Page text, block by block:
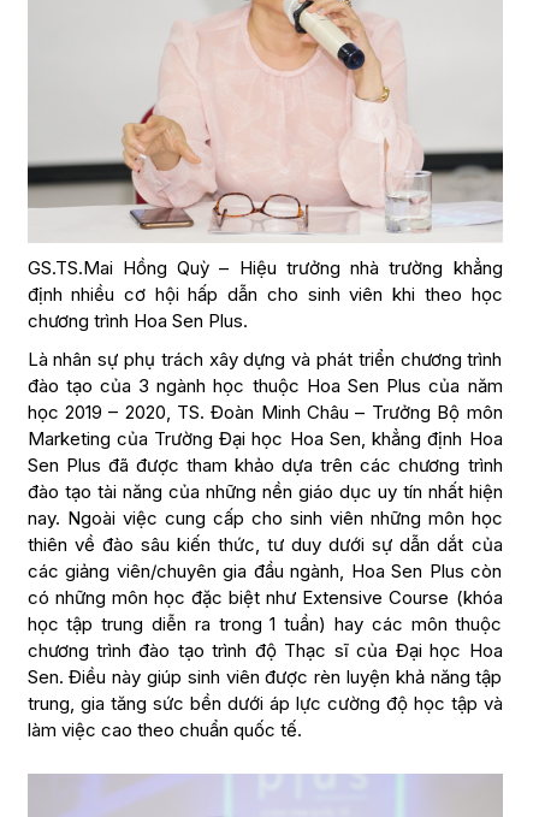
GS.TS.Mai Hồng Quỳ – Hiệu trưởng nhà trường khẳng
định nhiều cơ hội hấp dẫn cho sinh viên khi theo học
chương trình Hoa Sen Plus.
Là nhân sự phụ trách xây dựng và phát triển chương trình
đào tạo của 3 ngành học thuộc Hoa Sen Plus của năm
học 2019 – 2020, TS. Đoàn Minh Châu – Trưởng Bộ môn
Marketing của Trường Đại học Hoa Sen, khẳng định Hoa
Sen Plus đã được tham khảo dựa trên các chương trình
đào tạo tài năng của những nền giáo dục uy tín nhất hiện
nay. Ngoài việc cung cấp cho sinh viên những môn học
thiên về đào sâu kiến thức, tư duy dưới sự dẫn dắt của
các giảng viên/chuyên gia đầu ngành, Hoa Sen Plus còn
có những môn học đặc biệt như Extensive Course (khóa
học tập trung diễn ra trong 1 tuần) hay các môn thuộc
chương trình đào tạo trình độ Thạc sĩ của Đại học Hoa
Sen. Điều này giúp sinh viên được rèn luyện khả năng tập
trung, gia tăng sức bền dưới áp lực cường độ học tập và
làm việc cao theo chuẩn quốc tế.